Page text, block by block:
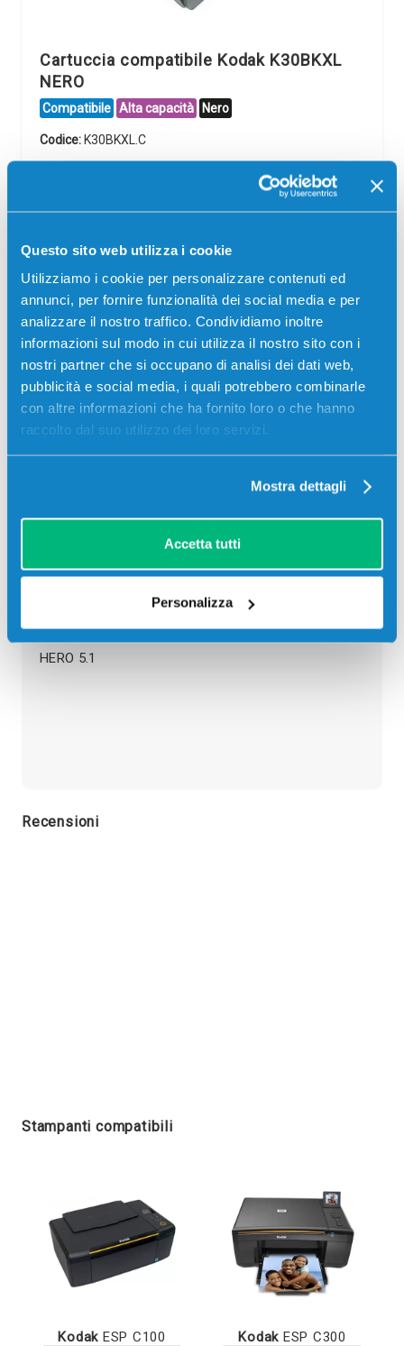
Questo sito web utilizza i cookie
Utilizziamo i cookie per personalizzare contenuti ed
annunci, per fornire funzionalità dei social media e per
analizzare il nostro traffico. Condividiamo inoltre
informazioni sul modo in cui utilizza il nostro sito con i
nostri partner che si occupano di analisi dei dati web,
pubblicità e social media, i quali potrebbero combinarle
con altre informazioni che ha fornito loro o che hanno
raccolto dal suo utilizzo dei loro servizi.
Mostra dettagli
Accetta tutti
Personalizza
Cartuccia compatibile Kodak K30BKXL
NERO
Compatibile Alta capacità Nero
Codice: K30BKXL.C
Stampanti: Kodak ESP C100, Kodak ESP C300, Kodak
ESP OFFICE 2100, Kodak HERO 3.1, Kodak HERO 5.1
3,50€
CONSEGNA IN 24/48 ORE
Aggiungi al carrello
SCADE TRA:
02
giorni
23
ore
21
min
05
visualizzare l'offerta
Cartuccia compatibile Kodak K30CXL COLORE 39 ml
per Stampanti: Kodak ESP C100, Kodak ESP C300,
HERO 5.1
Recensioni
Stampanti compatibili
Kodak ESP C100 Kodak ESP C300